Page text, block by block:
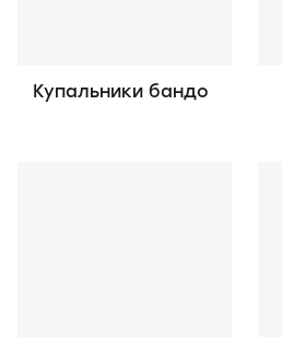
Купальники бандо